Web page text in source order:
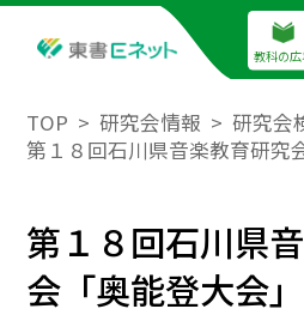
教科の広
TOP 研究会情報
研究会
第１８回石川県音楽教育研究
第１８回石川県
会「奥能登大会」